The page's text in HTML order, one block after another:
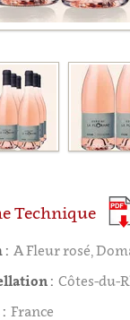
Technique
: A Fleur rosé,
: Côtes-du-
France